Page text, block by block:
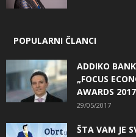
POPULARNI ČLANCI
ADDIKO
„FOCUS
AWARDS
29/05/2017
ŠTA VAM JE